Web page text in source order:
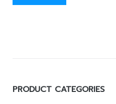
PRODUCT CATEGORIES